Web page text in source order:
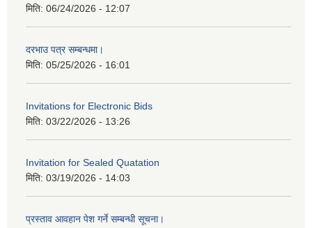
मिति: 06/24/2026 - 12:07
दरभाउ पत्र सम्बन्धमा।
मिति: 05/25/2026 - 16:01
Invitations for Electronic Bids
मिति: 03/22/2026 - 13:26
Invitation for Sealed Quatation
मिति: 03/19/2026 - 14:03
प्रस्ताव आवहान पेश गर्ने सम्बन्धी सूचना।